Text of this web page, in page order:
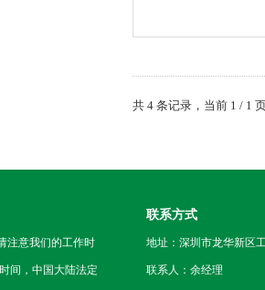
共 4 条记录，当前 1 / 1
注意我们的工作时
间，中国大陆法定
联系方式
地址：深圳市龙华新区
联系人：余经理